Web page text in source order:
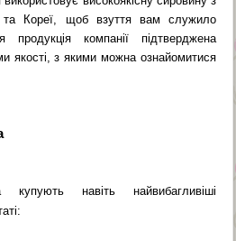
та Кореї, щоб взуття вам служило
компанії підтверджена
якості, з якими можна ознайомитися
навіть найвибагливіші